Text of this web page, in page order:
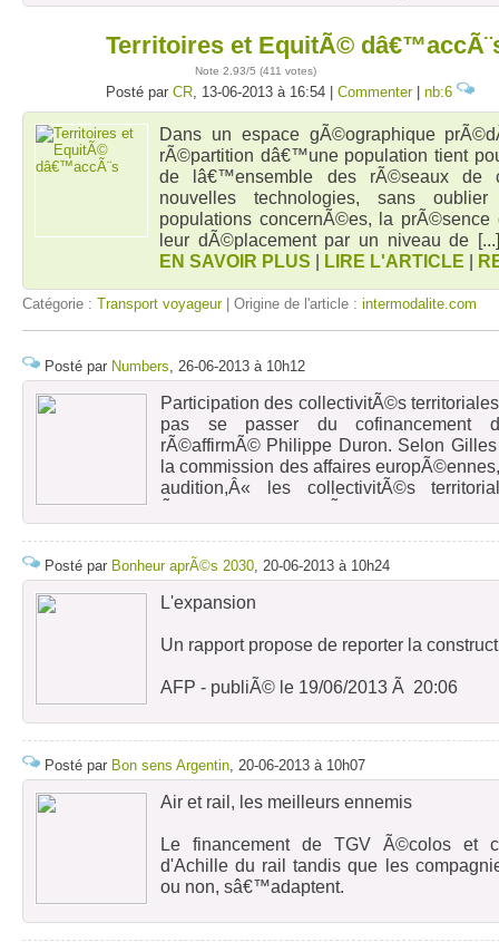
Territoires et EquitÃ©
Note 2.93/5 (411 votes)
Posté par CR, 13-06-2013 à 16:54 | Commenter| nb:6
Dans un espace gÃ©ographique
rÃ©partition dâ€™une population tient
de lâ€™ensemble des rÃ©seaux de
nouvelles technologies, sans
populations concernÃ©es, la
leur dÃ©placement par un niveau de
EN SAVOIR PLUS | LIRE L'ARTICLE |
Catégorie : Transport voyageur| Origine de l'article : intermodalite.com
Posté par Numbers, 26-06-2013 à 10h12
Participation des collectivitÃ©s
pas se passer du cofinancement
rÃ©affirmÃ© Philippe Duron. Selon
la commission des affaires
audition,Â« les collectivitÃ©s
quâ€™il faudra dissiper, qui
De fait, la commission MobilitÃ©s 21
contribution des collectivitÃ©s locales
projets sÃ©lectionnÃ©sâ€¦
Posté par Bonheur aprÃ©s 2030, 20-06-2013 à 10h24
L'expansion
Un rapport propose de reporter la
AFP - publiÃ© le 19/06/2013 Ã 20:06
routiers en France, qui doit Ãªtre remis
vitesse (LGV) au-delÃ de 2030, a-t-on
concordantes.
Vue de la nouvelle gare TGV de
2011
Vue de la nouvelle gare TGV de
2011
afp.com/Jeff Pachoud
Posté par Bon sens Argentin, 20-06-2013 à 10h07
Air et rail, les meilleurs ennemis
Le financement de TGV Ã©colos et
d'Achille du rail tandis que les
ou non, sâ€™adaptent.
La dÃ©cision trÃ¨s mÃ©diatisÃ©e de